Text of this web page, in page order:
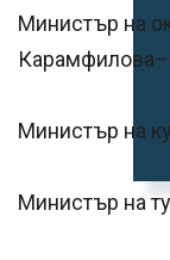
Министър на
Министър на
Министър на